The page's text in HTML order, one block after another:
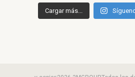
Cargar más...